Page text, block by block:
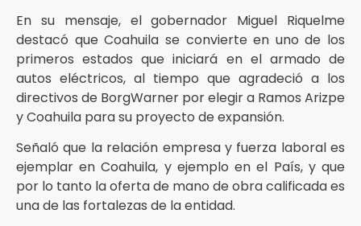
En su mensaje, el gobernador Miguel Riquelme
destacó que Coahuila se convierte en uno de los
primeros estados que iniciará en el armado de
autos eléctricos, al tiempo que agradeció a los
directivos de BorgWarner por elegir a Ramos Arizpe
y Coahuila para su proyecto de expansión.
Señaló que la relación empresa y fuerza laboral es
ejemplar en Coahuila, y ejemplo en el País, y que
por lo tanto la oferta de mano de obra calificada es
una de las fortalezas de la entidad.